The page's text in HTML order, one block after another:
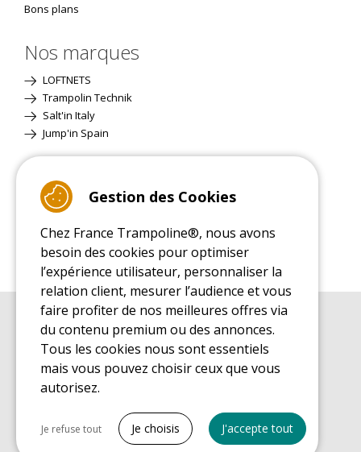
Bons plans
Nos marques
LOFTNETS
Trampolin Technik
Salt'in Italy
Jump'in Spain
GUIDE D'ACHAT
Guide d'achat pour les trampolines de loisirs
GUIDE DE MONTAGE
Guide de montage pour les trampolines de loisirs
Guide d'entretien des trampolines de loisirs
Gestion des Cookies
Chez France Trampoline®, nous avons
besoin des cookies pour optimiser
l’expérience utilisateur, personnaliser la
relation client, mesurer l’audience et vous
faire profiter de nos meilleures offres via
du contenu premium ou des annonces.
Tous les cookies nous sont essentiels
mais vous pouvez choisir ceux que vous
autorisez.
Je refuse tout Je choisis J'accepte tout